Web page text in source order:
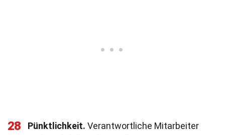
28 Pünktlichkeit. Verantwortliche Mitarbeiter